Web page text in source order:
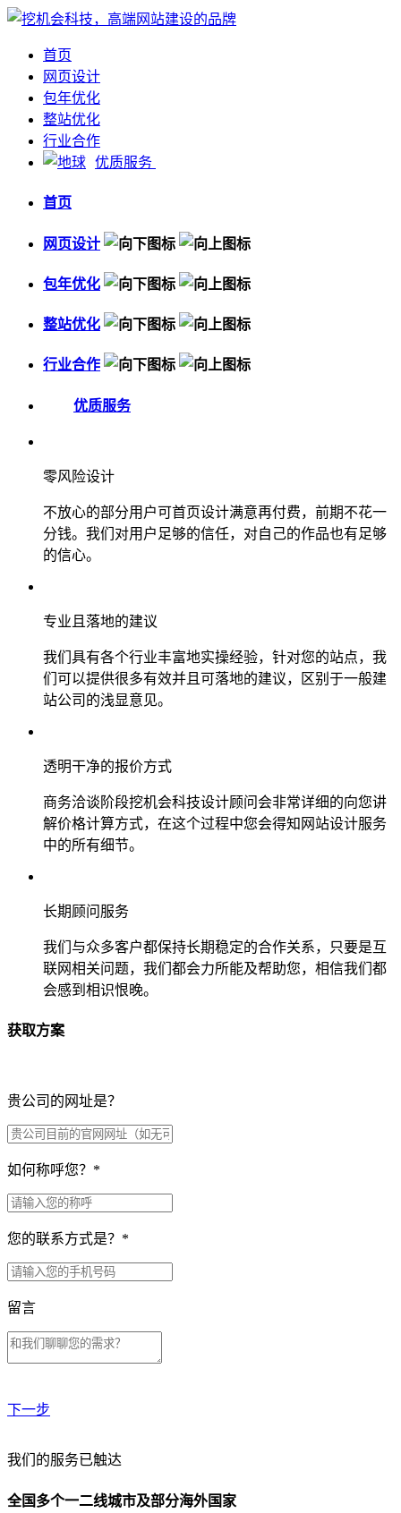
首页
网页设计
包年优化
整站优化
行业合作
优质服务
首页
网页设计
包年优化
整站优化
行业合作
优质服务
零风险设计
不放心的部分用户可首页设计满意再付费，前期不花一
分钱。我们对用户足够的信任，对自己的作品也有足够
的信心。
专业且落地的建议
我们具有各个行业丰富地实操经验，针对您的站点，我
们可以提供很多有效并且可落地的建议，区别于一般建
站公司的浅显意见。
透明干净的报价方式
商务洽谈阶段挖机会科技设计顾问会非常详细的向您讲
解价格计算方式，在这个过程中您会得知网站设计服务
中的所有细节。
长期顾问服务
我们与众多客户都保持长期稳定的合作关系，只要是互
联网相关问题，我们都会力所能及帮助您，相信我们都
会感到相识恨晚。
获取方案
贵公司的网址是？
如何称呼您？ *
您的联系方式是？ *
留言
下一步
贵公司预算范围是？
我们的服务已触达
全国多个一二线城市及部分海外国家